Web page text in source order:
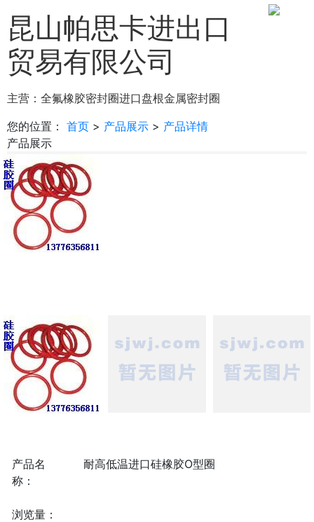
昆山帕思卡进出口
贸易有限公司
主营： 全氟橡胶密封圈进口盘根金属密封圈
您的位置： 首页 > 产品展示 > 产品详情
产品展示
产品名
称：
耐高低温进口硅橡胶O型圈
浏览量：